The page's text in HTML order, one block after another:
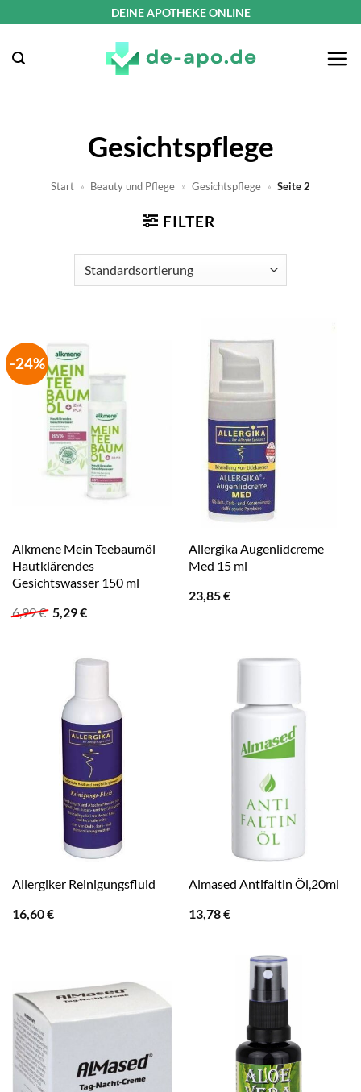
springen
DEINE APOTHEKE ONLINE
Gesichtspflege
Start » Beauty und Pflege » Gesichtspflege » Seite 2
FILTER
-24%
Alkmene Mein Teebaumöl
Hautklärendes
Gesichtswasser 150 ml
6,99€ Ursprünglicher
5,29€Aktueller
Allergika Augenlidcreme
Med 15 ml
23,85€
Allergiker Reinigungsfluid
16,60€
Almased Antifaltin Öl,20ml
13,78€